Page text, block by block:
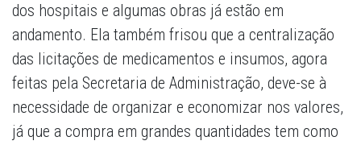
dos hospitais e algumas obras já estão em
andamento. Ela também frisou que a centralização
das licitações de medicamentos e insumos, agora
feitas pela Secretaria de Administração, deve-se à
necessidade de organizar e economizar nos valores,
já que a compra em grandes quantidades tem como